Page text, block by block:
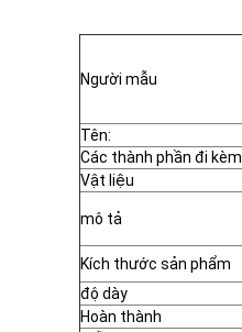
Người mẫu
Tên:
Các thành phần đi kèm
Vật liệu
mô tả
Kích thước sản phẩm
độ dày
Hoàn thành